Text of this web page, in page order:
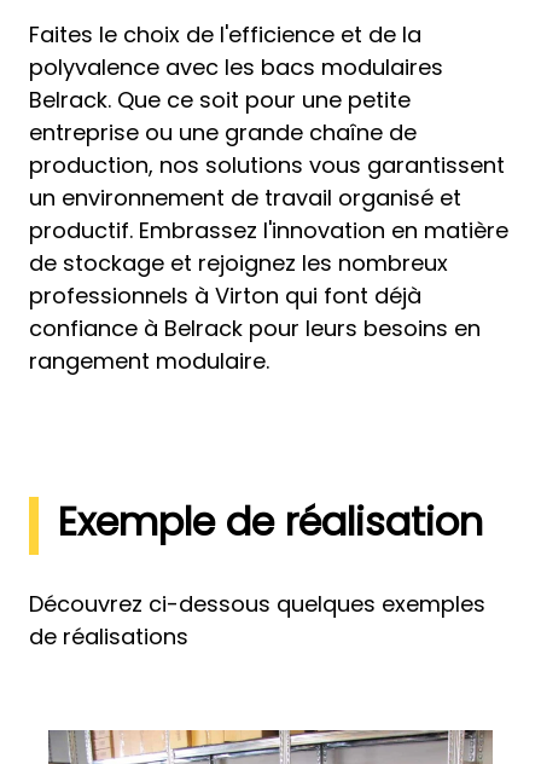
Faites le choix de l'efficience et de la
polyvalence avec les bacs modulaires
Belrack. Que ce soit pour une petite
entreprise ou une grande chaîne de
production, nos solutions vous garantissent
un environnement de travail organisé et
productif. Embrassez l'innovation en matière
de stockage et rejoignez les nombreux
professionnels à Virton qui font déjà
confiance à Belrack pour leurs besoins en
rangement modulaire.
Exemple de réalisation
Découvrez ci-dessous quelques exemples
de réalisations